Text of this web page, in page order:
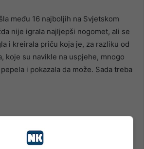
među 16 najboljih na Svjetskom
nije igrala najljepši nogomet, ali se
i kreirala priču koja je, za razliku od
koje su navikle na uspjehe, mnogo
i pokazala da može. Sada treba